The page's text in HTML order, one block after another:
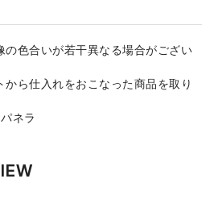
色合いが若干異なる場合がござい
ら仕入れをおこなった商品を取り
ネラ